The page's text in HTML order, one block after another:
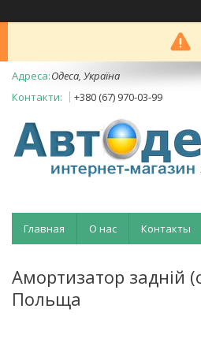
Одеса, Україна
+380 (67) 970-03-99
Главная О нас Контакты
Амортизатор задній
Польща